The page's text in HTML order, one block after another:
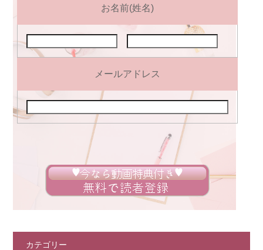
お名前(姓名)
メールアドレス
カテゴリー